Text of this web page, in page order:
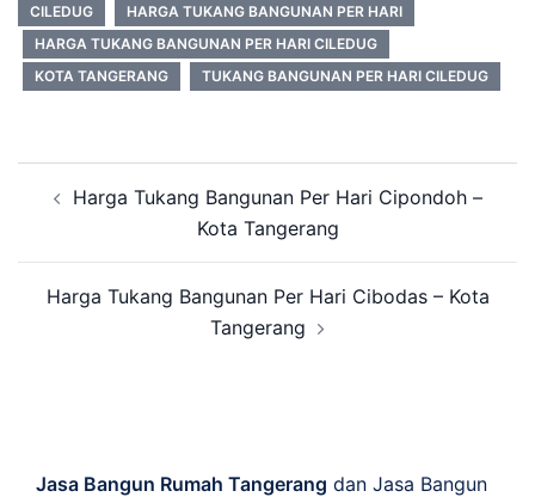
CILEDUG
HARGA TUKANG BANGUNAN PER HARI
HARGA TUKANG BANGUNAN PER HARI CILEDUG
KOTA TANGERANG
TUKANG BANGUNAN PER HARI CILEDUG
navigation
Harga Tukang Bangunan Per Hari Cipondoh –
Kota Tangerang
Harga Tukang Bangunan Per Hari Cibodas – Kota
Tangerang
Jasa Bangun Rumah Tangerang dan Jasa Bangun